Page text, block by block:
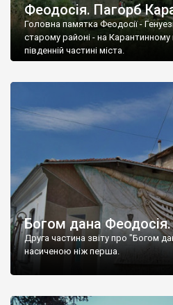
Феодосія. Пагорб
Головна памятка Феодосії -
старому районі - на Карантинному
південній частині міста.
Богом дана
Друга частина звіту про "Богом
насиченою ніж перша.